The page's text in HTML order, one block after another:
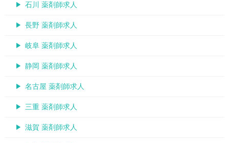
石川 薬剤師求人
長野 薬剤師求人
岐阜 薬剤師求人
静岡 薬剤師求人
名古屋 薬剤師求人
三重 薬剤師求人
滋賀 薬剤師求人